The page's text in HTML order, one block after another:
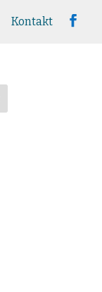
Kontakt